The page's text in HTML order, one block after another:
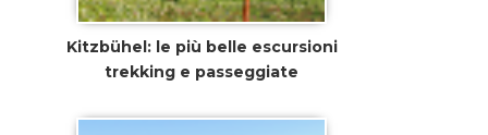
Kitzbühel: le più belle escursioni
trekking e passeggiate